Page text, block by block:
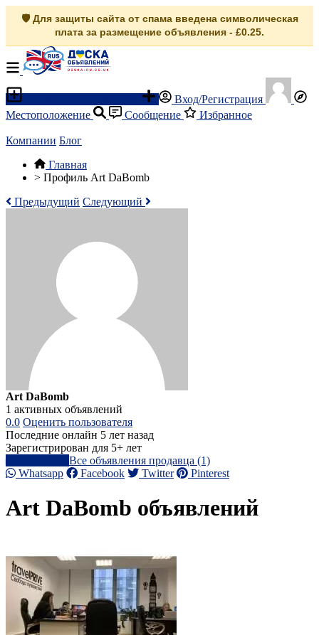
🛡️ Для защиты сайта от спама введена символическая
плата за размещение объявления - £0.25.
Вход/Регистрация
Местоположение
Сообщение Избранное
Компании Блог
Главная
> Профиль Art DaBomb
Предыдущий Следующий
Art DaBomb
1 активных объявлений
0.0 Оценить пользователя
Последние онлайн 5 лет назад
Зарегистрирован для 5+ лет
Все объявления продавца (1)
Whatsapp
Facebook Twitter Pinterest
Art DaBomb объявлений